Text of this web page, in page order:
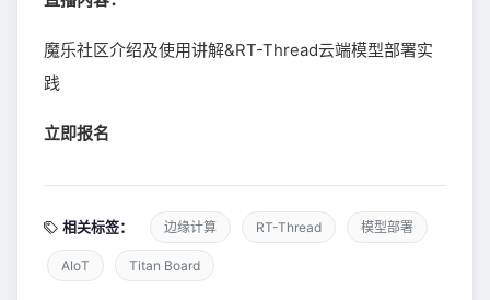
魔乐社区介绍及使用讲解&RT-Thread云端模型部署实
践
立即报名
相关标签： 边缘计算 RT-Thread 模型部署
AIoT Titan Board